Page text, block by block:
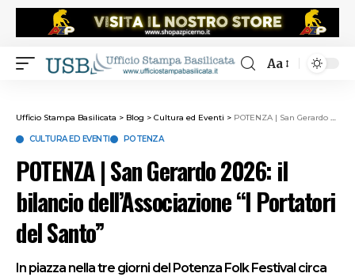
Aa
Ufficio Stampa Basilicata > Blog > Cultura ed Eventi > POTENZA | San Gerardo 2026: il bilancio dell’Associazione “I Portatori del Santo”
CULTURA ED EVENTI POTENZA
POTENZA | San Gerardo 2026: il
bilancio dell’Associazione “I Portatori
del Santo”
In piazza nella tre giorni del Potenza Folk Festival circa